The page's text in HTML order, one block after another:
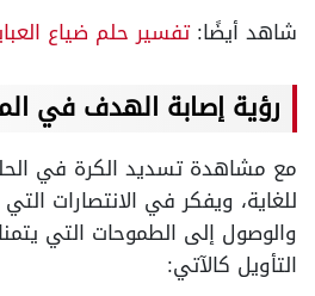
شاهد أيضًا:تفسير حلم ضياع
رؤية إصابة الهدف في
مع مشاهدة تسديد الكرة في
للغاية، ويفكر في الانتصارات
والوصول إلى الطموحات التي
التأويل كالآتي: